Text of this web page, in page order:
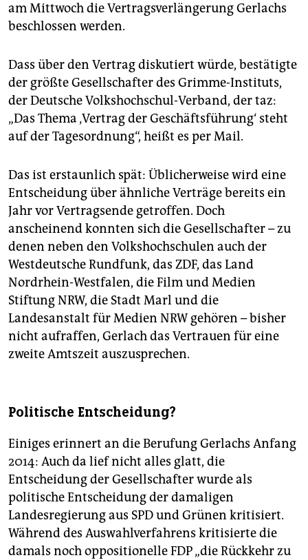
am Mittwoch die Vertragsverlängerung Gerlachs
beschlossen werden.
Dass über den Vertrag diskutiert würde, bestätigte
der größte Gesellschafter des Grimme-Instituts,
der Deutsche Volkshochschul-Verband, der taz:
„Das Thema ‚Vertrag der Geschäftsführung‘ steht
auf der Tagesordnung“, heißt es per Mail.
Das ist erstaunlich spät: Üblicherweise wird eine
Entscheidung über ähnliche Verträge bereits ein
Jahr vor Vertragsende getroffen. Doch
anscheinend konnten sich die Gesellschafter – zu
denen neben den Volkshochschulen auch der
Westdeutsche Rundfunk, das ZDF, das Land
Nordrhein-Westfalen, die Film und Medien
Stiftung NRW, die Stadt Marl und die
Landesanstalt für Medien NRW gehören – bisher
nicht aufraffen, Gerlach das Vertrauen für eine
zweite Amtszeit auszusprechen.
Politische Entscheidung?
Einiges erinnert an die Berufung Gerlachs Anfang
2014: Auch da lief nicht alles glatt, die
Entscheidung der Gesellschafter wurde als
politische Entscheidung der damaligen
Landesregierung aus SPD und Grünen kritisiert.
Während des Auswahlverfahrens kritisierte die
damals noch oppositionelle FDP „die Rückkehr zu